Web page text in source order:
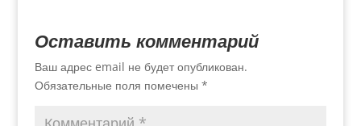
Оставить комментарий
Ваш адрес email не будет опубликован.
Обязательные поля помечены *